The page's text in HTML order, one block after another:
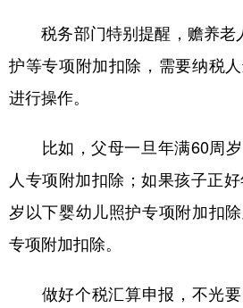
税务部门特别提醒，赡养老
护等专项附加扣除，需要纳税
进行操作。
比如，父母一旦年满60周岁
人专项附加扣除；如果孩子正
岁以下婴幼儿照护专项附加扣
专项附加扣除。
做好个税汇算申报，不光要